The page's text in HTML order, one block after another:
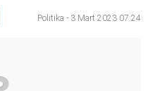
Politika - 3 Mart 2023 07:24